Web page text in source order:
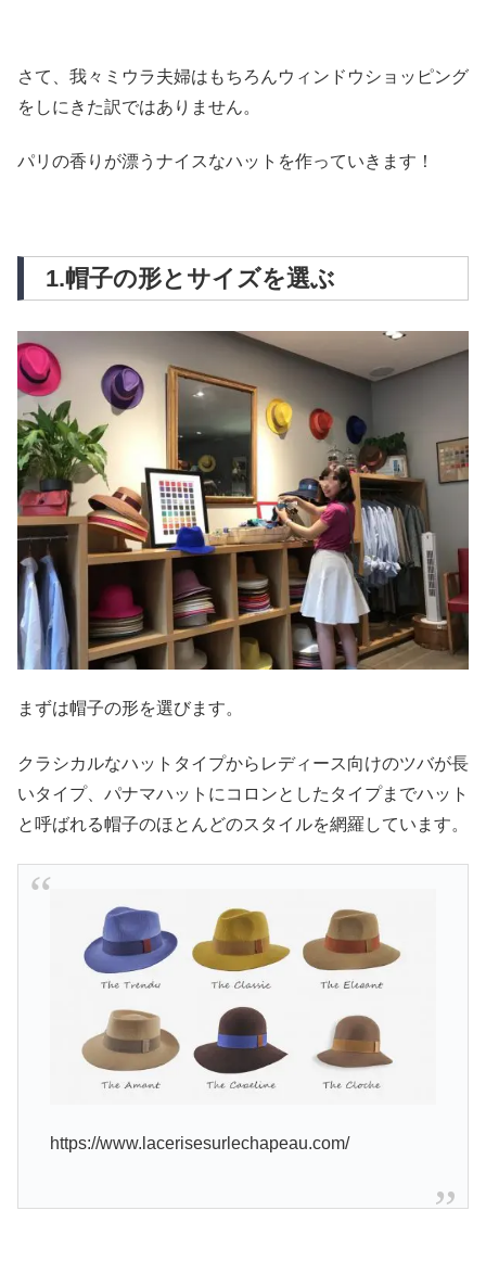
さて、我々ミウラ夫婦はもちろんウィンドウショッピング
をしにきた訳ではありません。
パリの香りが漂うナイスなハットを作っていきます！
1.帽子の形とサイズを選ぶ
まずは帽子の形を選びます。
クラシカルなハットタイプからレディース向けのツバが長
いタイプ、パナマハットにコロンとしたタイプまでハット
と呼ばれる帽子のほとんどのスタイルを網羅しています。
https://www.lacerisesurlechapeau.com/